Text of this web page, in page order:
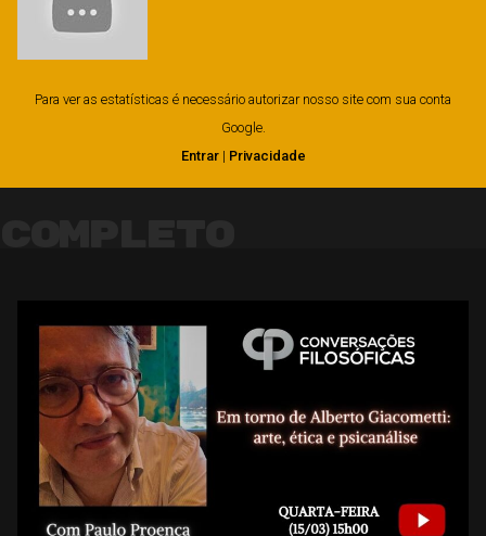
Para ver as estatísticas é necessário autorizar nosso site com sua conta
Google.
Entrar| Privacidade